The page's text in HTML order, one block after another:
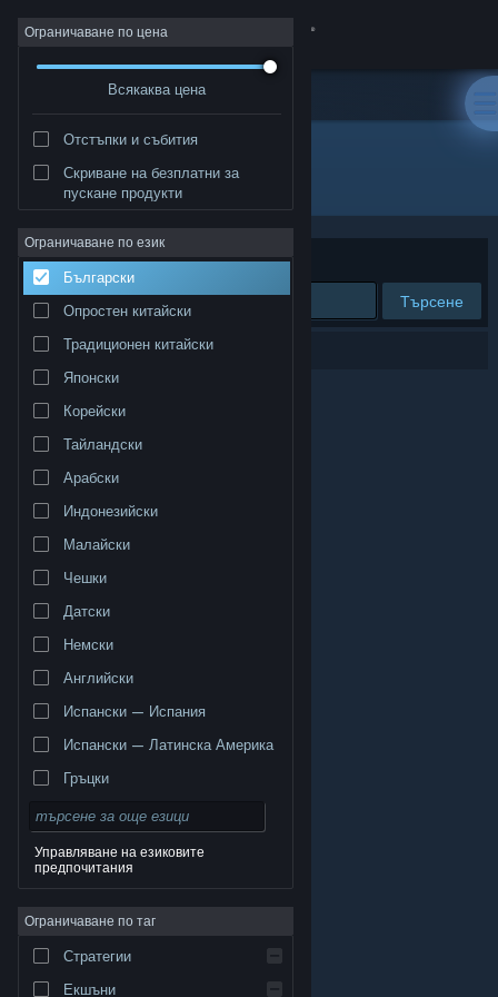
Вписване
Относно
Поддръжка
Смяна на езика
търговски марки принадлежат на съответните им
собственици в САЩ и други страни.
поверителност|Юридическа информация|
Достъпност|Условия за ползване на Steam
Възстановявания|Бисквитки
Ограничаване по цена
Всякаква цена
Отстъпки и събития
Скриване на безплатни за
пускане продукти
Ограничаване по език
Български
Опростен китайски
Традиционен китайски
Японски
Корейски
Тайландски
Арабски
Индонезийски
Малайски
Чешки
Датски
Немски
Английски
Испански — Испания
Испански — Латинска Америка
Гръцки
Управляване на езиковите
предпочитания
Ограничаване по таг
Стратегии
Екшъни
Разработчик: ICNP
Сортиране по Съответстване
Търсене
0 резултата съответстват на търсенето Ви.